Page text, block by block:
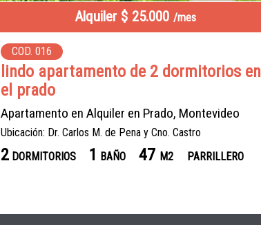
Alquiler $ 25.000 /mes
COD. 016
lindo apartamento de 2 dormitorios en
el prado
Apartamento en Alquiler en Prado, Montevideo
Ubicación: Dr. Carlos M. de Pena y Cno. Castro
2 DORMITORIOS 1 BAÑO 47 M2 PARRILLERO